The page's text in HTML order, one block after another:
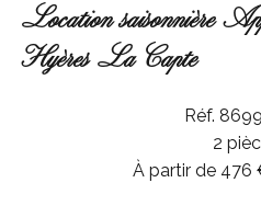
Location saisonnière
Hyères La Capte
Réf.
2
À partir de 476